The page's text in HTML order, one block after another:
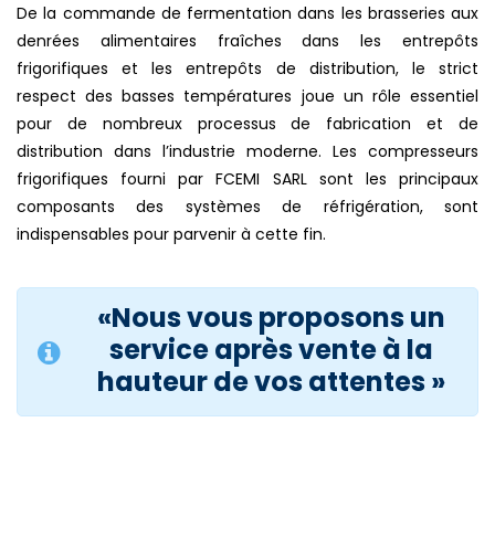
De la commande de fermentation dans les brasseries aux
denrées alimentaires fraîches dans les entrepôts
frigorifiques et les entrepôts de distribution, le strict
respect des basses températures joue un rôle essentiel
pour de nombreux processus de fabrication et de
distribution dans l’industrie moderne. Les compresseurs
frigorifiques fourni par FCEMI SARL sont les principaux
composants des systèmes de réfrigération, sont
indispensables pour parvenir à cette fin.
«Nous vous proposons un
service après vente à la
hauteur de vos attentes »